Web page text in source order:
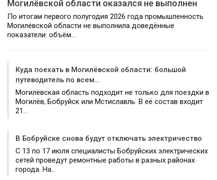
Могилёвской области оказался не выполнен
По итогам первого полугодия 2026 года промышленность
Могилёвской области не выполнила доведённые
показатели: объём…
Куда поехать в Могилёвской области: большой
путеводитель по всем…
Могилёвская область подходит не только для поездки в
Могилёв, Бобруйск или Мстиславль. В её состав входит
21…
В Бобруйске снова будут отключать электричество
С 13 по 17 июля специалисты Бобруйских электрических
сетей проведут ремонтные работы в разных районах
города. На…